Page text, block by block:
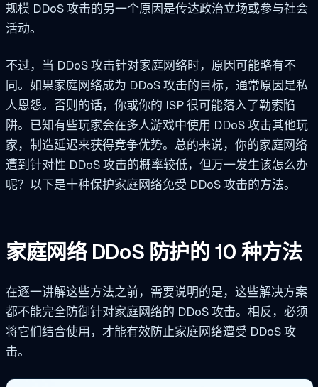
规模 DDoS 攻击的另一个原因是传达政治立场或参与社会
活动。
不过，当 DDoS 攻击针对家庭网络时，原因可能略有不
同。如果家庭网络成为 DDoS 攻击的目标，通常原因是私
人恩怨。否则的话，你或你的 ISP 很可能落入了勒索陷
阱。已知有些玩家会在多人游戏中使用 DDoS 攻击其他玩
家，制造延迟来获得竞争优势。总的来说，你的家庭网络
遭到针对性 DDoS 攻击的概率较低，但万一发生该怎么办
呢？以下是十种保护家庭网络免受 DDoS 攻击的方法。
家庭网络 DDoS 防护的 10 种方法
在逐一讲解这些方法之前，需要说明的是，这些解决方案
都不能完全防御针对家庭网络的 DDoS 攻击。相反，必须
将它们结合使用，才能有效防止家庭网络遭受 DDoS 攻
击。